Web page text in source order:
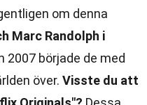
om denna
Marc Randolph i
2007 började de med
över. Visste du att